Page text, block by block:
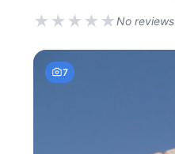
★ ★ ★ ★ ★ No
7